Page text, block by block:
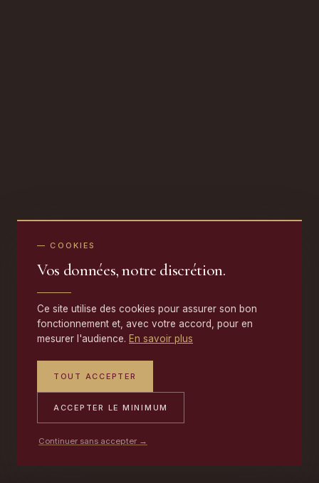
— COOKIES
Vos données, notre discrétion.
Ce site utilise des cookies pour assurer son bon
fonctionnement et, avec votre accord, pour en
mesurer l'audience. En savoir plus
TOUT ACCEPTER
ACCEPTER LE MINIMUM
Continuer sans accepter →